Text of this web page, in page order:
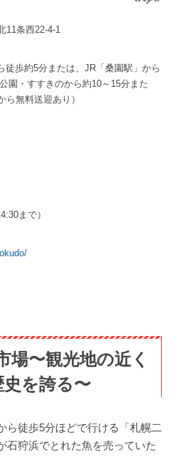
条西22-4-1
徒歩約5分または、JR「桑園駅」から
園・すすきのから約10～15分また
無料送迎あり）
まで）
場〜観光地の近く
史を誇る〜
ら徒歩5分ほどで行ける「札幌二
石狩浜でとれた魚を売っていた